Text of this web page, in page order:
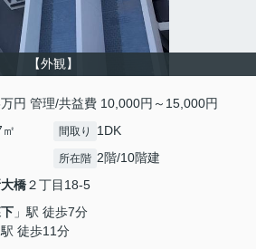
【外観】
円 管理/共益費 10,000円～15,000円
間取り 1DK
所在階 2階/10階建
橋２丁目18-5
」駅 徒歩7分
駅 徒歩11分